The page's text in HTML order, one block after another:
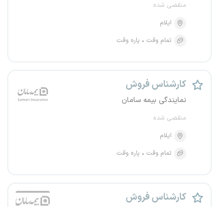
منقضی شده
ایلام
تمام وقت
پاره وقت
کارشناس فروش
نمایندگی بیمه سامان
منقضی شده
ایلام
تمام وقت
پاره وقت
کارشناس فروش